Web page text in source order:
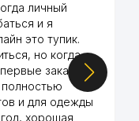
личный
и я
это тупик.
но когда
заказы,
и для одежды
хорошая